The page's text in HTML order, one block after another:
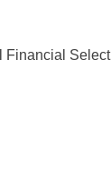
Financial Select